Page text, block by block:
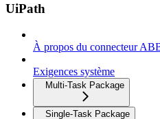
UiPath
À propos du connecteur
Exigences système
Multi-Task Package
Single-Task Package